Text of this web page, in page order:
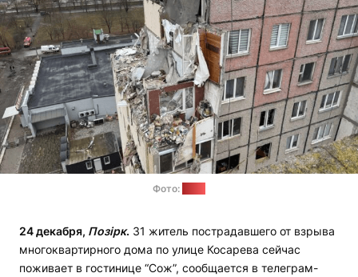
Фото:
24 декабря, Позірк. 31 житель пострадавшего от взрыва
многоквартирного дома по улице Косарева сейчас
поживает в гостинице “Сож”, сообщается в телеграм-